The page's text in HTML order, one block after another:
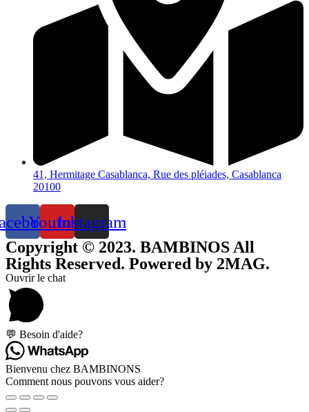
41, Hermitage Casablanca, Rue des pléiades, Casablanca
20100
YoutubeInstagram
Copyright © 2023. BAMBINOS All
Rights Reserved. Powered by 2MAG.
Ouvrir le chat
💬 Besoin d'aide?
Bienvenu chez BAMBINONS
Comment nous pouvons vous aider?